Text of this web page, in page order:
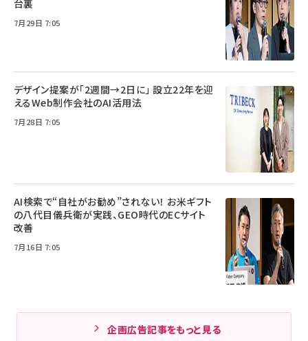
台裏
7月29日 7:05
デザイン提案が「2週間→2日に」 設立22年を迎
えるWeb制作会社のAI活用法
7月28日 7:05
AI検索で“自社がお勧め”されない！ お米ギフト
の八代目儀兵衛が実践、GEO時代のECサイト
改善
7月16日 7:05
企画広告記事をもっと見る